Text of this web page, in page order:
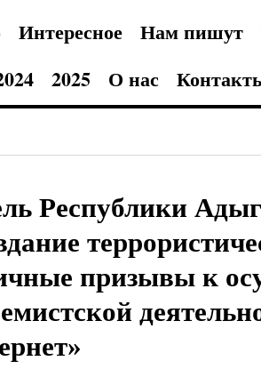
Интересное Нам пишут
2025 О нас
Республики
призывы к